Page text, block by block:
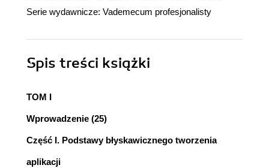
Serie wydawnicze: Vademecum profesjonalisty
Spis treści książki
TOM I
Wprowadzenie (25)
Część I. Podstawy błyskawicznego tworzenia
aplikacji